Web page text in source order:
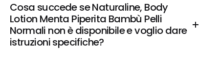
Cosa succede se Naturaline, Body
Lotion Menta Piperita Bambù Pelli
Normali non è disponibile e voglio dare
istruzioni specifiche?